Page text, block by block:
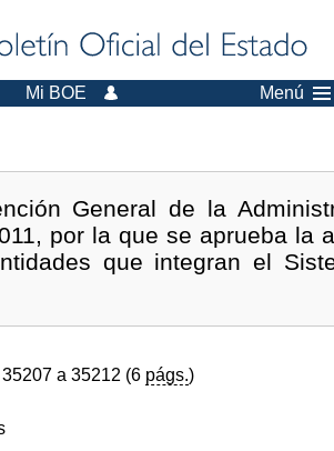
Mi BOE Menú
General de la
por la que se aprueba la
que integran el
a 35212 (6 págs.)